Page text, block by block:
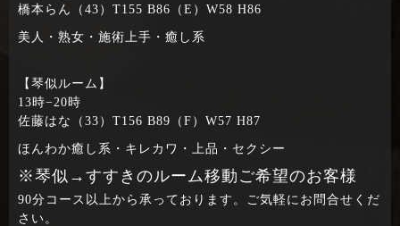
橋本らん（43）T155 B86（E）W58 H86
美人・熟女・施術上手・癒し系
【琴似ルーム】
13時−20時
佐藤はな（33）T156 B89（F）W57 H87
ほんわか癒し系・キレカワ・上品・セクシー
※琴似→すすきのルーム移動ご希望のお客様
90分コース以上から承っております。ご気軽にお問合せくだ
さい。